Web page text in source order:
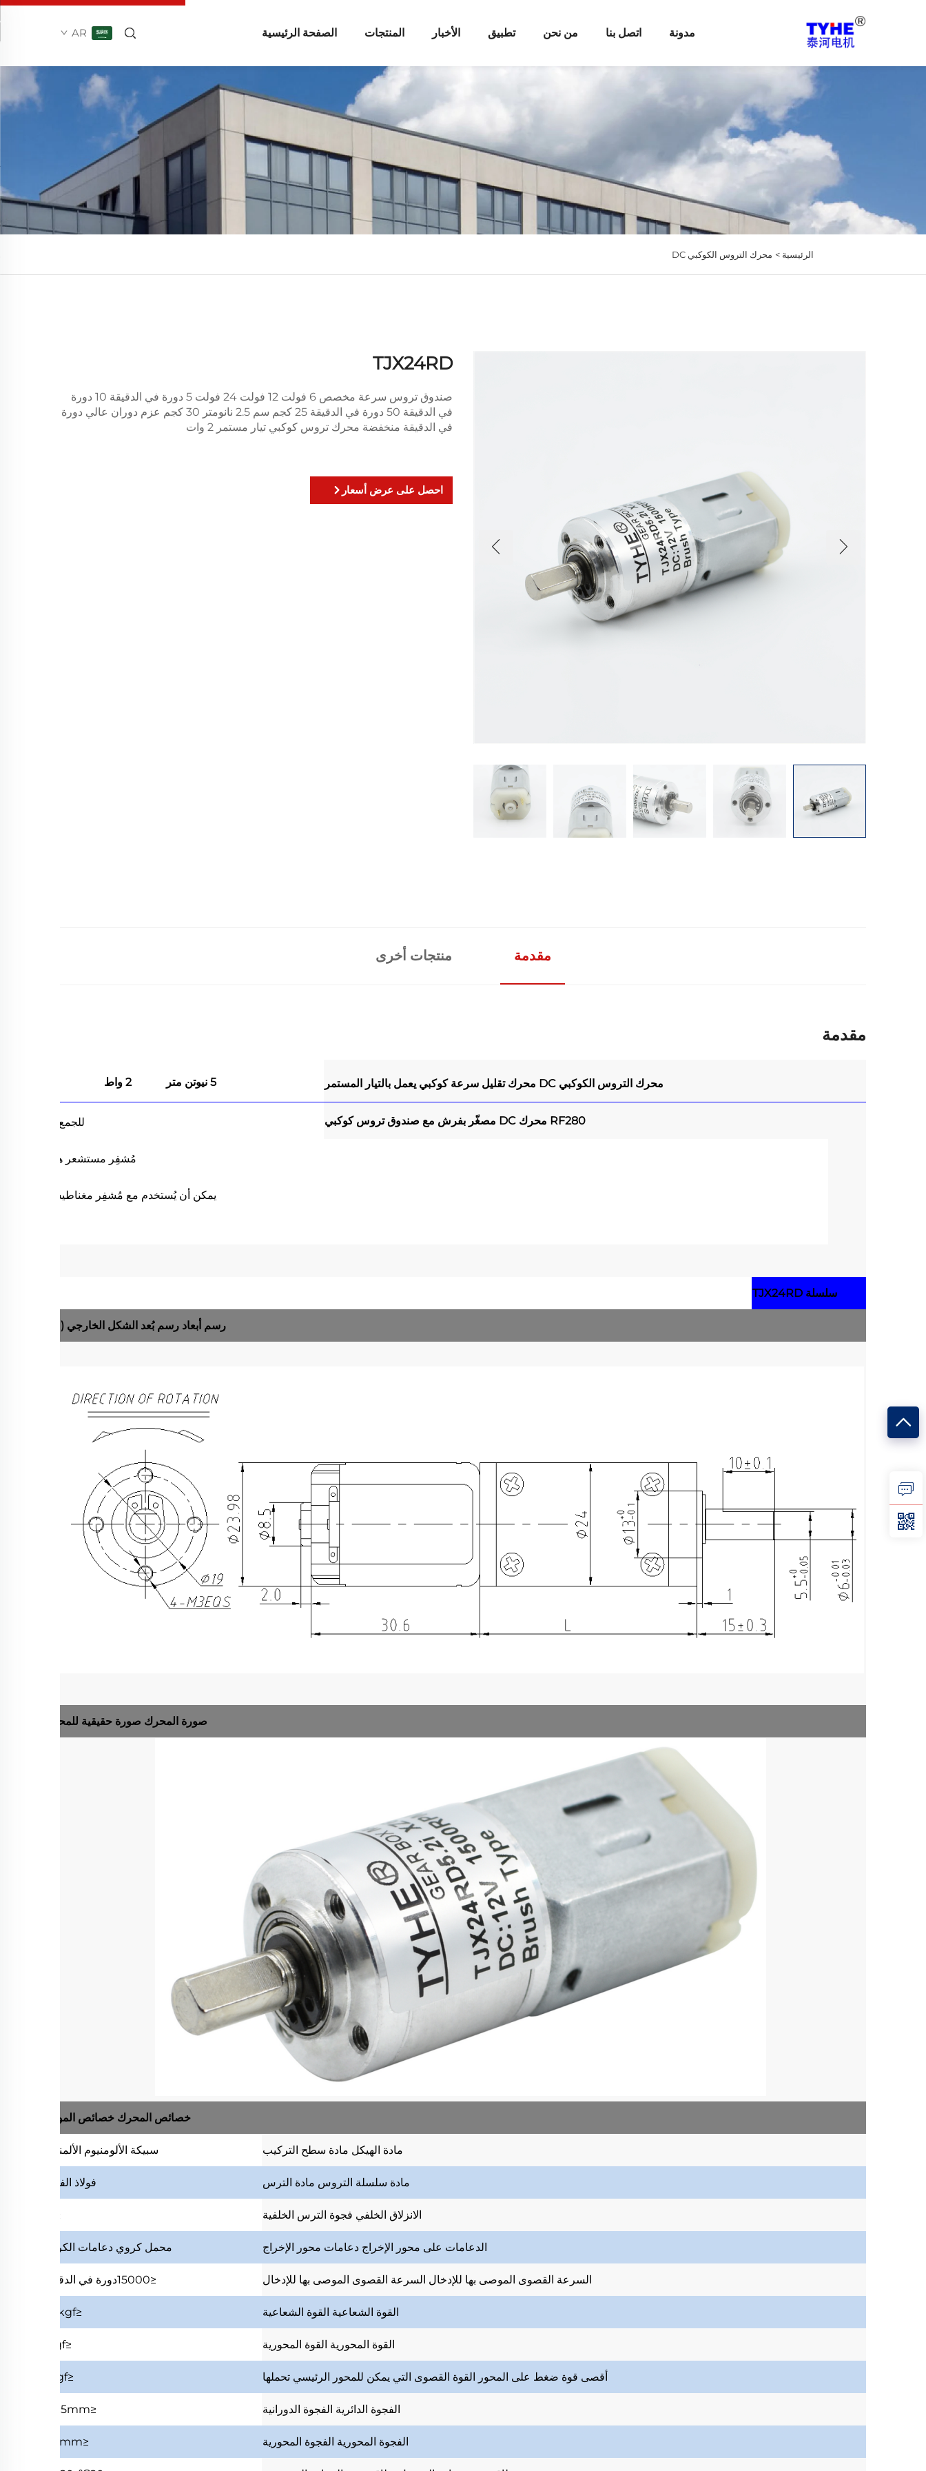
الصفحة الرئيسية المنتجات الأخبار تطبيق من نحن اتصل بنا مدونة AR
الرئيسية > محرك التروس الكوكبي DC
TJX24RD
صندوق تروس سرعة مخصص 6 فولت 12 فولت 24 فولت 5 دورة في الدقيقة 10 دورة
في الدقيقة 50 دورة في الدقيقة 25 كجم سم 2.5 نانومتر 30 كجم عزم دوران عالي دورة
في الدقيقة منخفضة محرك تروس كوكبي تيار مستمر 2 وات
احصل على عرض أسعار
مقدمة منتجات أخرى
مقدمة
محرك التروس الكوكبي DC محرك تقليل سرعة كوكبي يعمل بالتيار المستمر 5 نيوتن متر 2 واط
RF280 محرك DC مصغّر بفرش مع صندوق تروس كوكبي للجمع مع
مُشفِر مستشعر هول
يمكن أن يُستخدم مع مُشفِر مغناطيسي
سلسلة TJX24RD
رسم أبعاد رسم بُعد الشكل الخارجي (مم)
صورة المحرك صورة حقيقية للمحرك
خصائص المحرك خصائص الموتور
مادة الهيكل مادة سطح التركيب سبيكة الألومنيوم الألمنيوم
مادة سلسلة التروس مادة الترس فولاذ الفولاذ
الانزلاق الخلفي فجوة الترس الخلفية
الدعامات على محور الإخراج دعامات محور الإخراج محمل كروي دعامات الكرات
السرعة القصوى الموصى بها للإدخال السرعة القصوى الموصى بها للإدخال ≤15000دورة في الدقيقة
القوة الشعاعية القوة الشعاعية ≤2.5kgf
القوة المحورية القوة المحورية ≤1kgf
أقصى قوة ضغط على المحور القوة القصوى التي يمكن للمحور الرئيسي تحملها ≤7kgf
الفجوة الدائرية الفجوة الدورانية ≤0.05mm
الفجوة المحورية الفجوة المحورية ≤0.3mm